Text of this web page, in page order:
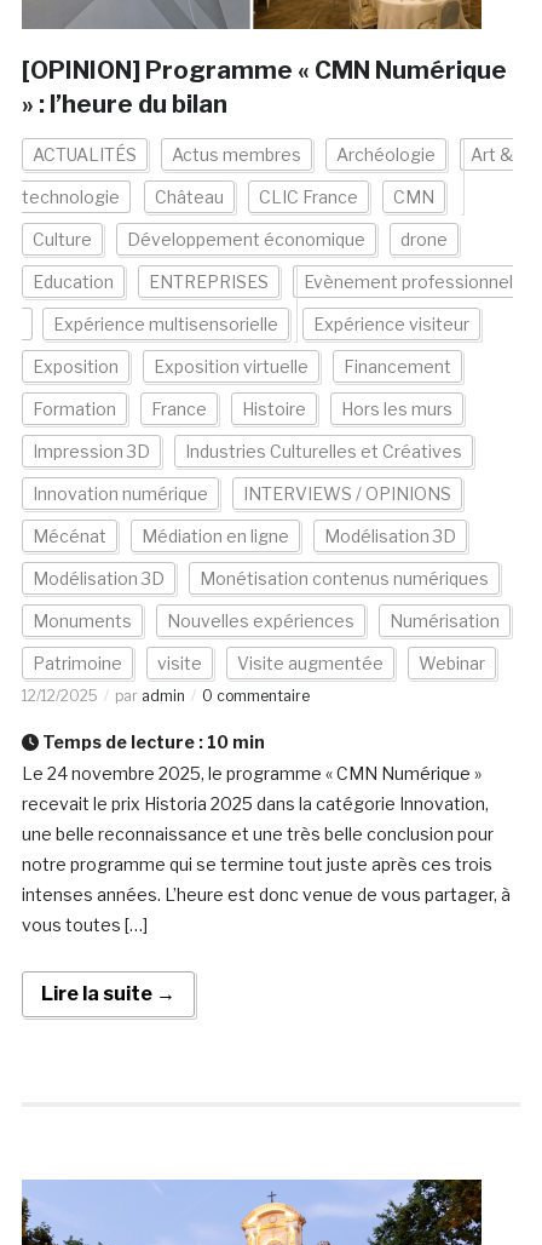
[OPINION] Programme « CMN Numérique
» : l’heure du bilan
ACTUALITÉS Actus membres Archéologie Art &
technologie Château CLIC France CMN
Culture Développement économique drone
Education ENTREPRISES Evènement professionnel
Expérience multisensorielle Expérience visiteur
Exposition Exposition virtuelle Financement
Formation France Histoire Hors les murs
Impression 3D Industries Culturelles et Créatives
Innovation numérique INTERVIEWS / OPINIONS
Mécénat Médiation en ligne Modélisation 3D
Modélisation 3D Monétisation contenus numériques
Monuments Nouvelles expériences Numérisation
Patrimoine visite Visite augmentée Webinar
12/12/2025 par admin 0 commentaire
Temps de lecture : 10 min
Le 24 novembre 2025, le programme « CMN Numérique »
recevait le prix Historia 2025 dans la catégorie Innovation,
une belle reconnaissance et une très belle conclusion pour
notre programme qui se termine tout juste après ces trois
intenses années. L’heure est donc venue de vous partager, à
vous toutes […]
Lire la suite →